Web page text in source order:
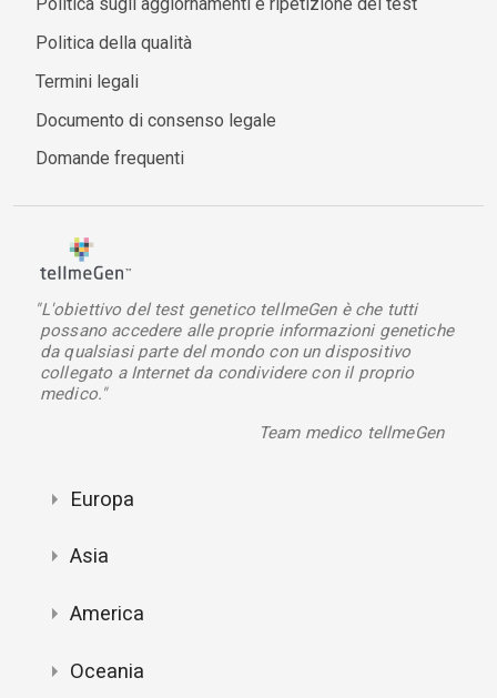
Politica della qualità
Termini legali
Documento di consenso legale
Domande frequenti
"L'obiettivo del test genetico tellmeGen è che tutti
possano accedere alle proprie informazioni genetiche
da qualsiasi parte del mondo con un dispositivo
collegato a Internet da condividere con il proprio
medico."
Team medico tellmeGen
Europa
Asia
America
Oceania